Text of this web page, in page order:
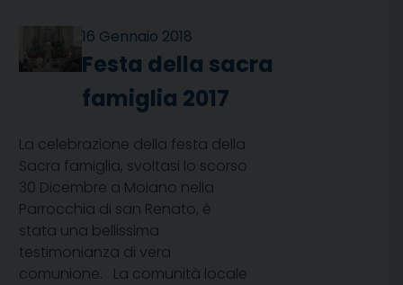
16 Gennaio 2018
Festa della sacra
famiglia 2017
La celebrazione della festa della
Sacra famiglia, svoltasi lo scorso
30 Dicembre a Moiano nella
Parrocchia di san Renato, è
stata una bellissima
testimonianza di vera
comunione. La comunità locale